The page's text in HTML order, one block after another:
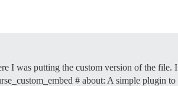
I was putting the custom version of the file. I
# about: A simple plugin to